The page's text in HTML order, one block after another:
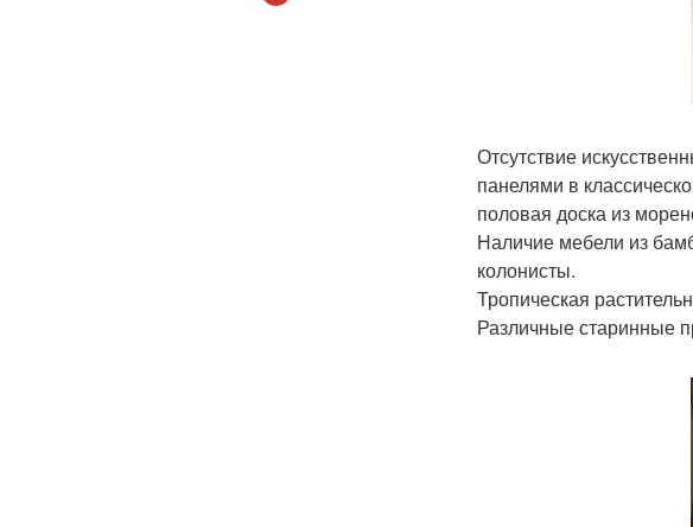
Отсутствие
панелями в
половая доска из
Наличие мебели из
колонисты.
Тропическая
Различные старинные